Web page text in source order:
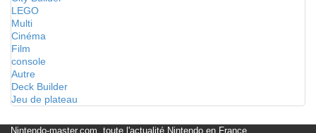
LEGO
Multi
Cinéma
Film
console
Autre
Deck Builder
Jeu de plateau
Nintendo-master.com, toute l'actualité Nintendo en France